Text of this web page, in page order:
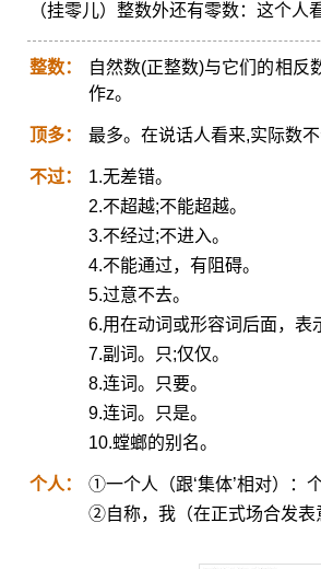
（挂零儿）整数外还有零数：这个人
整数：
自然数(正整数)与它们的相反
作z。
顶多： 最多。在说话人看来,实际数
不过：
1.无差错。
2.不超越;不能超越。
3.不经过;不进入。
4.不能通过，有阻碍。
5.过意不去。
6.用在动词或形容词后面，表
7.副词。只;仅仅。
8.连词。只要。
9.连词。只是。
10.螳螂的别名。
个人：
①一个人（跟‘集体’相对）：
②自称，我（在正式场合发表